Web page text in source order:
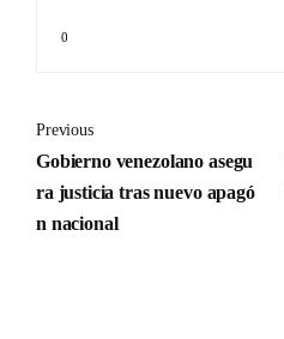
0
Previous
Gobierno venezolano asegu
ra justicia tras nuevo apagó
n nacional